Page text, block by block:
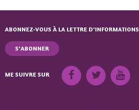
ABONNEZ-VOUS À LA LETTRE D'INFORMATIONS
S'ABONNER
ME SUIVRE SUR